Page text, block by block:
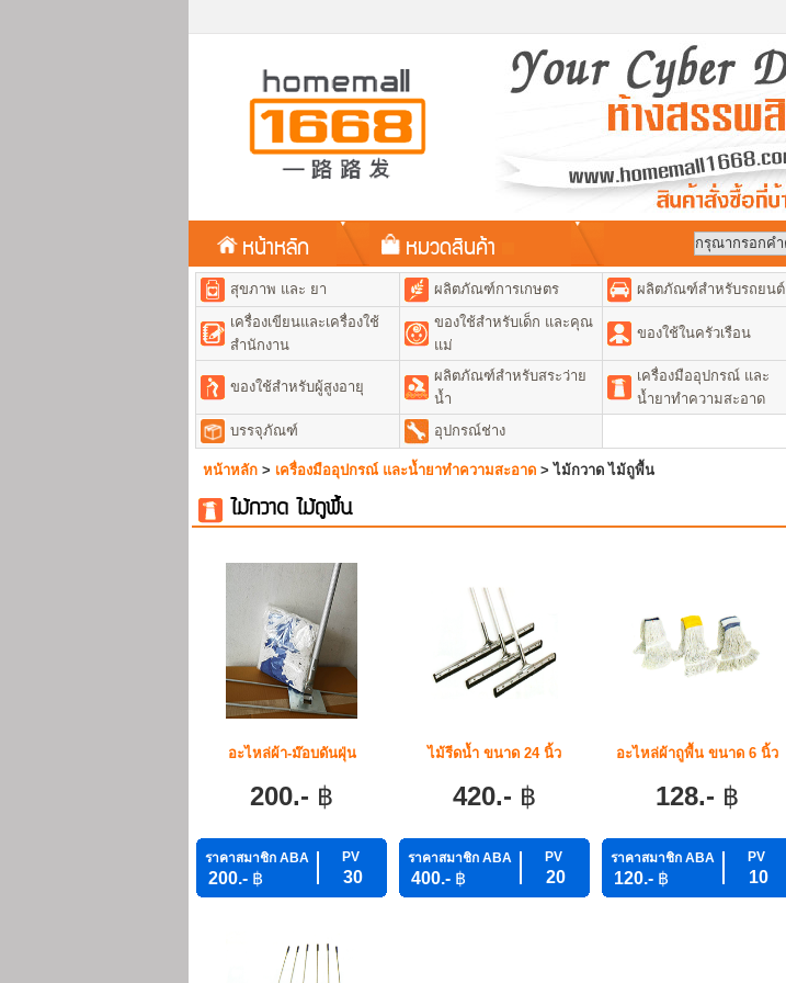
หน้าหลัก หมวดสินค้า
สุขภาพ และ ยา ผลิตภัณฑ์การเกษตร ผลิตภัณฑ์สำหรับรถยนต์
เครื่องเขียนและเครื่องใช้
สำนักงาน
ของใช้สำหรับเด็ก และคุณ
แม่
ของใช้ในครัวเรือน
ของใช้สำหรับผู้สูงอายุ
ผลิตภัณฑ์สำหรับสระว่าย
น้ำ
เครื่องมืออุปกรณ์ และ
น้ำยาทำความสะอาด
บรรจุภัณฑ์
อุปกรณ์ช่าง
หน้าหลัก > เครื่องมืออุปกรณ์ และน้ำยาทำความสะอาด >ไม้กวาด ไม้ถูพื้น
ไม้กวาด ไม้ถูพื้น
อะไหล่ผ้า-ม๊อบดันฝุ่น
200.- ฿
ราคาสมาชิก ABA PV
200.- ฿ 30
ไม้รีดน้ำ ขนาด 24 นิ้ว
420.- ฿
ราคาสมาชิก ABA PV
400.- ฿ 20
อะไหล่ผ้าถูพื้น ขนาด 6 นิ้ว
128.- ฿
ราคาสมาชิก ABA PV
120.- ฿ 10